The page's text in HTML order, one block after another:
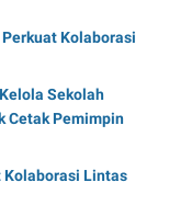
Kolaborasi
Sekolah
Cetak Pemimpin
Kolaborasi Lintas